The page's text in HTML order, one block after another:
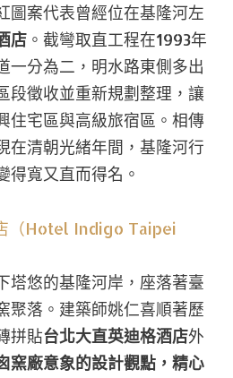
圖案代表曾經位在基隆河左
店 。截彎取直工程在1993年
一分為二，明水路東側多出
段徵收並重新規劃整理，讓
住宅區與高級旅宿區。相傳
在清朝光緒年間，基隆河行
得寬又直而得名。
塔悠的基隆河岸，座落著臺
聚落。建築師姚仁喜順著歷
拼貼台北大直英迪格酒店外
窯廠意象的設計觀點，精心